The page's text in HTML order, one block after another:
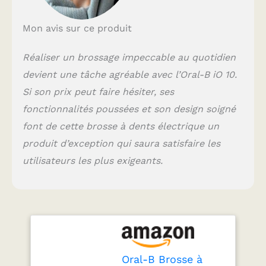
vos gencives avec le
visible : il émet un
vous vous brossez trop
vigoureusement, il émet
un signal vert quand la
pression est idéale
SUIVI DU BROSSAGE
SUR LE CHARGEUR :
Obtenez un brossage
personnalisé avec iO
brossage et de pression
apparaissent
directement sur le
chargeur CONSEILS
Mon avis sur ce produit
Réaliser un brossage impeccable au quotidien
devient une tâche agréable avec l’Oral-B iO 10.
Si son prix peut faire hésiter, ses
fonctionnalités poussées et son design soigné
font de cette brosse à dents électrique un
produit d’exception qui saura satisfaire les
utilisateurs les plus exigeants.
Oral-B Brosse à